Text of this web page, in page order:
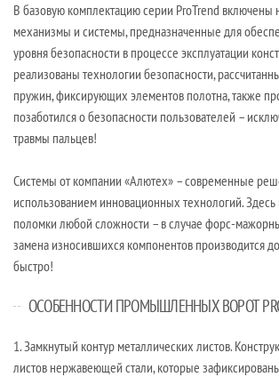
В базовую комплектацию серии ProTrend
механизмы и системы, предназначенные для
уровня безопасности в процессе эксплуатации
реализованы технологии безопасности,
пружин, фиксирующих элементов полотна, также
позаботился о безопасности пользователей –
травмы пальцев!
Системы от компании «Алютех» – современные
использованием инновационных технологий.
поломки любой сложности – в случае форс-
замена износившихся компонентов производится
быстро!
ОСОБЕННОСТИ ПРОМЫШЛЕННЫХ ВОРОТ
1. Замкнутый контур металлических листов.
листов нержавеющей стали, которые